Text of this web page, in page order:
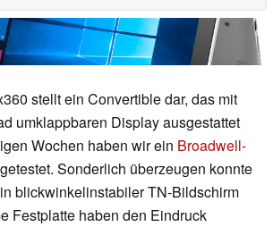
stellt ein Convertible dar, das mit
umklappbaren Display ausgestattet
Wochen haben wir ein Broadwell-
Sonderlich überzeugen konnte
blickwinkelinstabiler TN-Bildschirm
Festplatte haben den Eindruck